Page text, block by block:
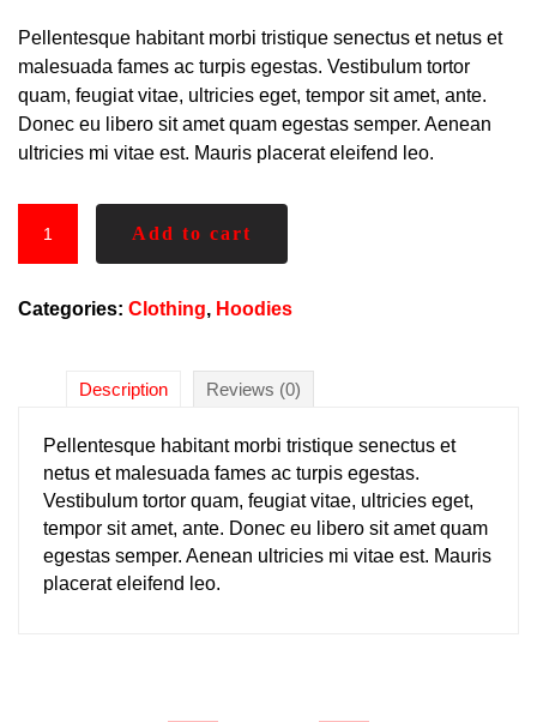
Pellentesque habitant morbi tristique senectus et netus et
malesuada fames ac turpis egestas. Vestibulum tortor
quam, feugiat vitae, ultricies eget, tempor sit amet, ante.
Donec eu libero sit amet quam egestas semper. Aenean
ultricies mi vitae est. Mauris placerat eleifend leo.
Add to cart
Categories: Clothing, Hoodies
Description Reviews (0)
Pellentesque habitant morbi tristique senectus et
netus et malesuada fames ac turpis egestas.
Vestibulum tortor quam, feugiat vitae, ultricies eget,
tempor sit amet, ante. Donec eu libero sit amet quam
egestas semper. Aenean ultricies mi vitae est. Mauris
placerat eleifend leo.